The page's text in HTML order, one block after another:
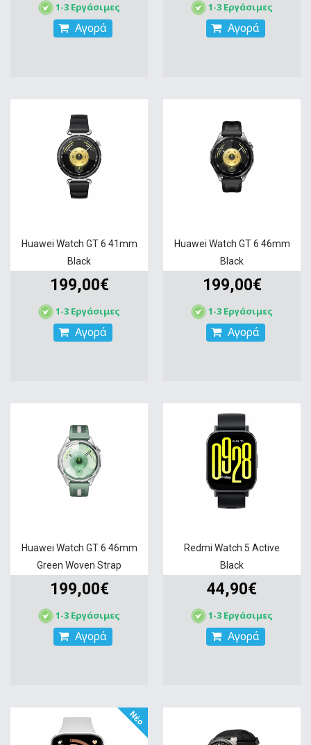
1-3 Εργάσιμες
Αγορά
1-3 Εργάσιμες
Αγορά
Huawei Watch GT 6 41mm
Black
199,00€
1-3 Εργάσιμες
Αγορά
Huawei Watch GT 6 46mm
Black
199,00€
1-3 Εργάσιμες
Αγορά
Huawei Watch GT 6 46mm
Green Woven Strap
199,00€
1-3 Εργάσιμες
Αγορά
Redmi Watch 5 Active
Black
44,90€
1-3 Εργάσιμες
Αγορά
Νέο